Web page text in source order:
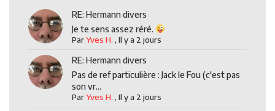
RE: Hermann divers
Je te sens assez réré.
ParYves H. ,Il y a 2 jours
RE: Hermann divers
Pas de ref particulière : Jack le Fou (c'est pas
son vr...
ParYves H. ,Il y a 2 jours